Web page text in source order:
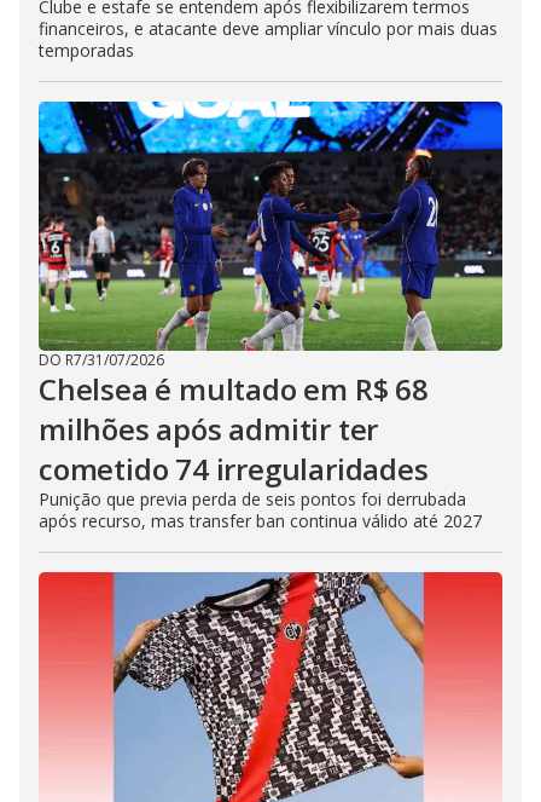
Clube e estafe se entendem após flexibilizarem termos
financeiros, e atacante deve ampliar vínculo por mais duas
temporadas
DO R7/31/07/2026
Chelsea é multado em R$ 68
milhões após admitir ter
cometido 74 irregularidades
Punição que previa perda de seis pontos foi derrubada
após recurso, mas transfer ban continua válido até 2027